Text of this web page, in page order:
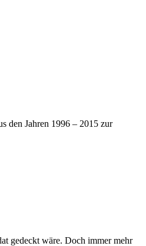
den Jahren 1996 – 2015 zur
gedeckt wäre. Doch immer mehr